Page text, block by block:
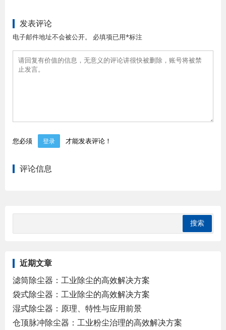
发表评论
电子邮件地址不会被公开。 必填项已用*标注
您必须 登录 才能发表评论！
评论信息
近期文章
滤筒除尘器：工业除尘的高效解决方案
袋式除尘器：工业除尘的高效解决方案
湿式除尘器：原理、特性与应用前景
仓顶脉冲除尘器：工业粉尘治理的高效解决方案